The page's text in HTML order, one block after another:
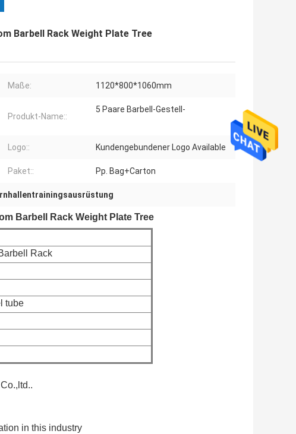
Barbell Rack Weight Plate Tree
Maße: 1120*800*1060mm
Produkt-Name::
5 Paare Barbell-Gestell-
Logo:: Kundengebundener Logo Available
Paket:: Pp. Bag+Carton
Barbell Rack Weight Plate Tree
Rack
tube
in this industry